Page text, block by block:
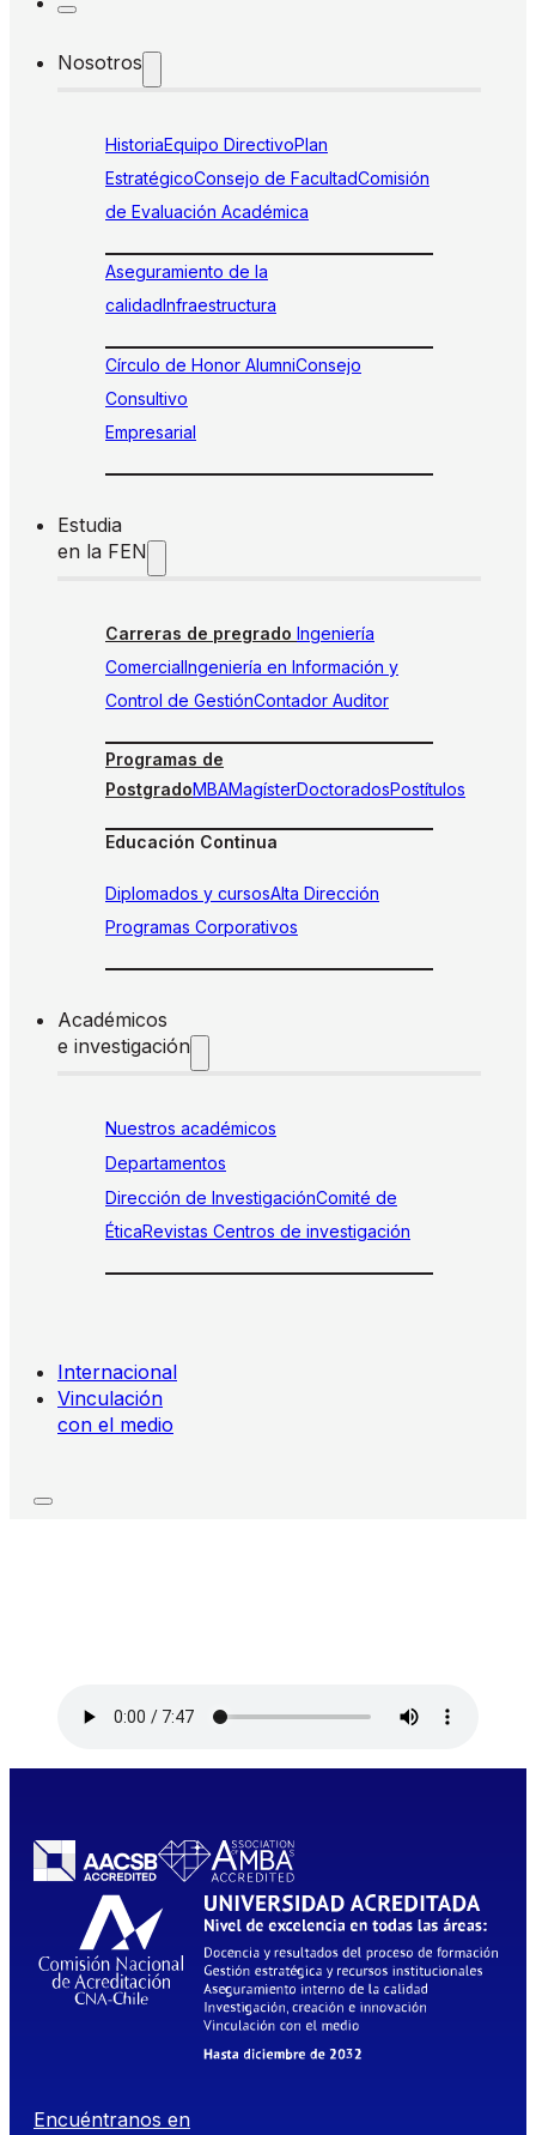
Nosotros
HistoriaEquipo DirectivoPlan
EstratégicoConsejo de FacultadComisión
de Evaluación Académica
Aseguramiento de la
calidadInfraestructura
Círculo de Honor AlumniConsejo
Consultivo
Empresarial
Estudia
en la FEN
Carreras de pregrado Ingeniería
ComercialIngeniería en Información y
Control de GestiónContador Auditor
Programas de
PostgradoMBAMagísterDoctoradosPostítulos
Educación Continua
Diplomados y cursosAlta Dirección
Programas Corporativos
Académicos
e investigación
Nuestros académicos
Departamentos
Dirección de InvestigaciónComité de
ÉticaRevistas Centros de investigación
Internacional
Vinculación
con el medio
Encuéntranos en